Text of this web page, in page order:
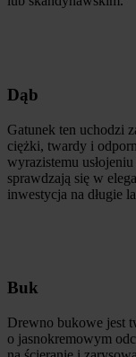
Dąb
Gatunek ten uchodzi
ciężki, twardy i
wyrazistemu
sprawdzają się w
inwestycja na długie
Buk
Drewno bukowe jest
o jasnokremowym